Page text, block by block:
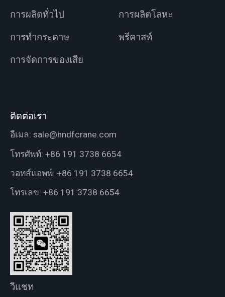
การผลิตทั่วไป
การผลิตโลหะ
การทำกระดาษ
พรีคาสท์
การจัดการของเสีย
ติดต่อเรา
อีเมล: sale@hndfcrane.com
โทรศัพท์: +86 191 3738 6654
วอทส์แอพพ์: +86 191 3738 6654
โทรเลข: +86 191 3738 6654
วีแชท